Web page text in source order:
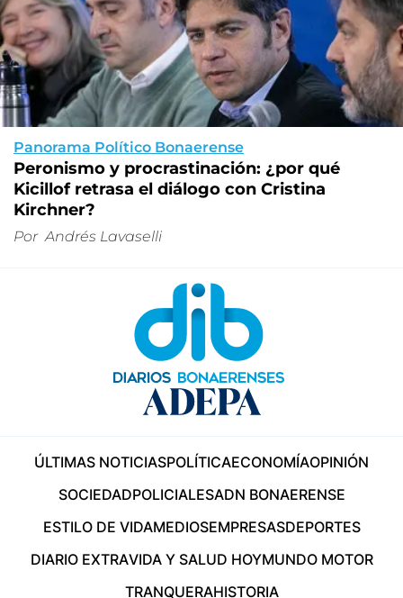
Panorama Político Bonaerense
Peronismo y procrastinación: ¿por qué
Kicillof retrasa el diálogo con Cristina
Kirchner?
Por Andrés Lavaselli
ÚLTIMAS NOTICIASPOLÍTICAECONOMÍAOPINIÓN
SOCIEDADPOLICIALESADN BONAERENSE
ESTILO DE VIDAMEDIOSEMPRESASDEPORTES
DIARIO EXTRAVIDA Y SALUD HOYMUNDO MOTOR
TRANQUERAHISTORIA